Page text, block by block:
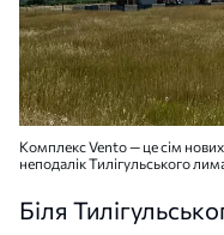
Комплекс Vento — це сім
неподалік Тилігульського
Біля